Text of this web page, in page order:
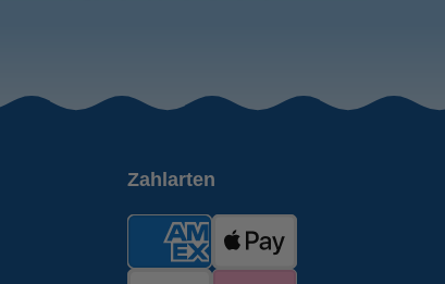
Zahlarten